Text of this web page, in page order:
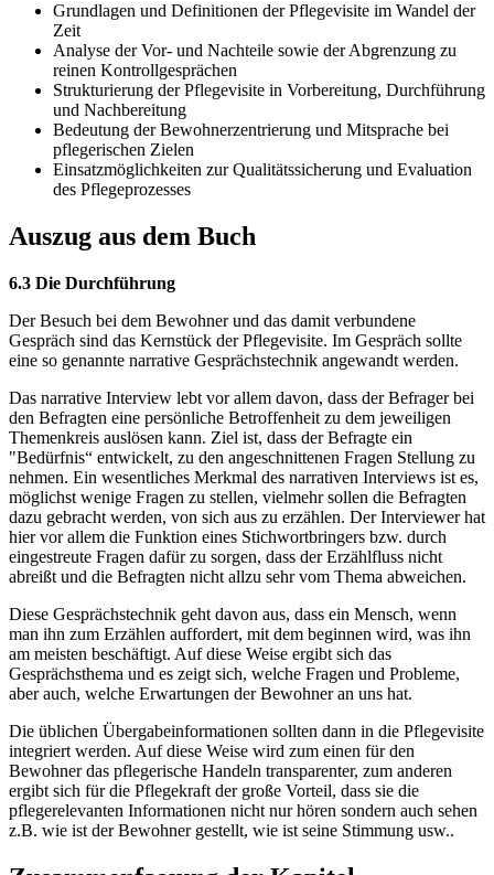
Grundlagen und Definitionen der Pflegevisite im Wandel der
Zeit
Analyse der Vor- und Nachteile sowie der Abgrenzung zu
reinen Kontrollgesprächen
Strukturierung der Pflegevisite in Vorbereitung, Durchführung
und Nachbereitung
Bedeutung der Bewohnerzentrierung und Mitsprache bei
pflegerischen Zielen
Einsatzmöglichkeiten zur Qualitätssicherung und Evaluation
des Pflegeprozesses
Auszug aus dem Buch
6.3 Die Durchführung
Der Besuch bei dem Bewohner und das damit verbundene
Gespräch sind das Kernstück der Pflegevisite. Im Gespräch sollte
eine so genannte narrative Gesprächstechnik angewandt werden.
Das narrative Interview lebt vor allem davon, dass der Befrager bei
den Befragten eine persönliche Betroffenheit zu dem jeweiligen
Themenkreis auslösen kann. Ziel ist, dass der Befragte ein
"Bedürfnis“ entwickelt, zu den angeschnittenen Fragen Stellung zu
nehmen. Ein wesentliches Merkmal des narrativen Interviews ist es,
möglichst wenige Fragen zu stellen, vielmehr sollen die Befragten
dazu gebracht werden, von sich aus zu erzählen. Der Interviewer hat
hier vor allem die Funktion eines Stichwortbringers bzw. durch
eingestreute Fragen dafür zu sorgen, dass der Erzählfluss nicht
abreißt und die Befragten nicht allzu sehr vom Thema abweichen.
Diese Gesprächstechnik geht davon aus, dass ein Mensch, wenn
man ihn zum Erzählen auffordert, mit dem beginnen wird, was ihn
am meisten beschäftigt. Auf diese Weise ergibt sich das
Gesprächsthema und es zeigt sich, welche Fragen und Probleme,
aber auch, welche Erwartungen der Bewohner an uns hat.
Die üblichen Übergabeinformationen sollten dann in die Pflegevisite
integriert werden. Auf diese Weise wird zum einen für den
Bewohner das pflegerische Handeln transparenter, zum anderen
ergibt sich für die Pflegekraft der große Vorteil, dass sie die
pflegerelevanten Informationen nicht nur hören sondern auch sehen
z.B. wie ist der Bewohner gestellt, wie ist seine Stimmung usw..